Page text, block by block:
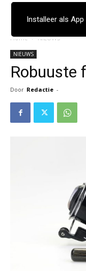
Home NIEUWS
NIEUWS
Robuuste
Door Redactie -
Installeer als App